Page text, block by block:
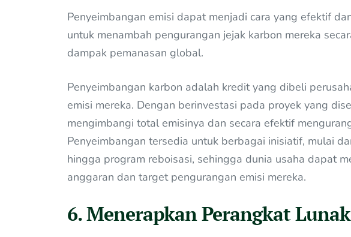
Penyeimbangan emisi dapat menjadi cara yang efektif
untuk menambah pengurangan jejak karbon mereka
dampak pemanasan global.
Penyeimbangan karbon adalah kredit yang dibeli
emisi mereka. Dengan berinvestasi pada proyek yang
mengimbangi total emisinya dan secara efektif
Penyeimbangan tersedia untuk berbagai inisiatif, mulai
hingga program reboisasi, sehingga dunia usaha dapat
anggaran dan target pengurangan emisi mereka.
6. Menerapkan Perangkat Lunak